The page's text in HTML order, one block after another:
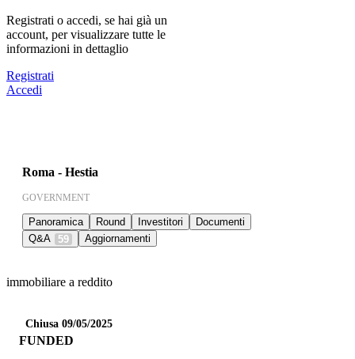
Registrati o accedi, se hai già un
account, per visualizzare tutte le
informazioni in dettaglio
Registrati
Accedi
Roma - Hestia
GOVERNMENT
Panoramica Round Investitori
Documenti
Q&A
59 Aggiornamenti
immobiliare a reddito
Chiusa 09/05/2025
FUNDED